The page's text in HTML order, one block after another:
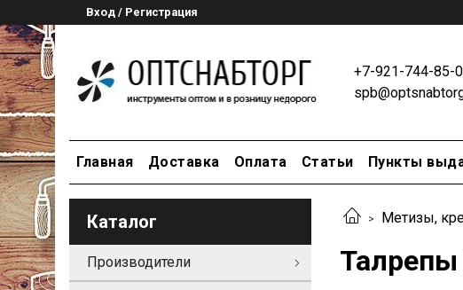
Вход / Регистрация
+7-921-744-85-
Главная Доставка Оплата Статьи Пункты
Метизы,
Талрепы
Каталог
Производители